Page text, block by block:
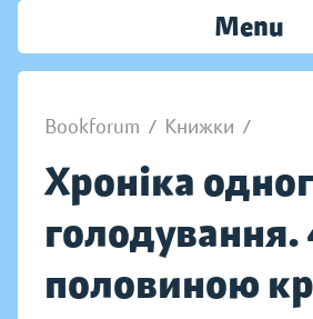
Menu
Bookforum / Книжки /
Хроніка
голодування.
половиною